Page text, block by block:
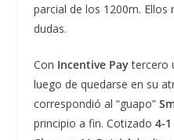
parcial de los 1200m.
dudas.
Con Incentive Paytercero
luego de quedarse en su
correspondió al “guapo”
principio a fin. Cotizado 4-1